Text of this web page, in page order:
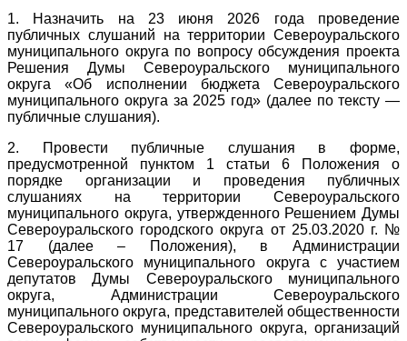
1. Назначить на 23 июня 2026 года проведение
публичных слушаний на территории Североуральского
муниципального округа по вопросу обсуждения проекта
Решения Думы Североуральского муниципального
округа «Об исполнении бюджета Североуральского
муниципального округа за 2025 год» (далее по тексту —
публичные слушания).
2. Провести публичные слушания в форме,
предусмотренной пунктом 1 статьи 6 Положения о
порядке организации и проведения публичных
слушаниях на территории Североуральского
муниципального округа, утвержденного Решением Думы
Североуральского городского округа от 25.03.2020 г. №
17 (далее – Положения), в Администрации
Североуральского муниципального округа с участием
депутатов Думы Североуральского муниципального
округа, Администрации Североуральского
муниципального округа, представителей общественности
Североуральского муниципального округа, организаций